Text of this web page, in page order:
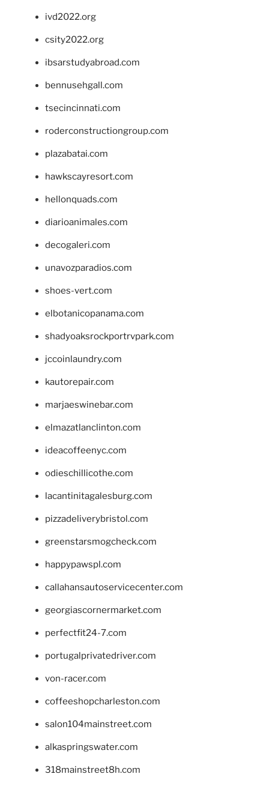
ivd2022.org
csity2022.org
ibsarstudyabroad.com
bennusehgall.com
tsecincinnati.com
roderconstructiongroup.com
plazabatai.com
hawkscayresort.com
hellonquads.com
diarioanimales.com
decogaleri.com
unavozparadios.com
shoes-vert.com
elbotanicopanama.com
shadyoaksrockportrvpark.com
jccoinlaundry.com
kautorepair.com
marjaeswinebar.com
elmazatlanclinton.com
ideacoffeenyc.com
odieschillicothe.com
lacantinitagalesburg.com
pizzadeliverybristol.com
greenstarsmogcheck.com
happypawspl.com
callahansautoservicecenter.com
georgiascornermarket.com
perfectfit24-7.com
portugalprivatedriver.com
von-racer.com
coffeeshopcharleston.com
salon104mainstreet.com
alkaspringswater.com
318mainstreet8h.com